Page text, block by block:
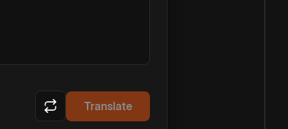
Translate